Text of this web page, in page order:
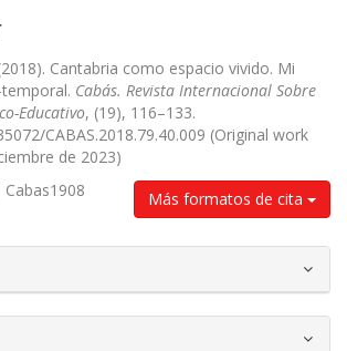
Cantabria como espacio vivido. Mi
Cabás. Revista Internacional Sobre
Educativo, (19), 116–133.
CABAS.2018.79.40.009 (Original work
de 2023)
Más formatos de cita